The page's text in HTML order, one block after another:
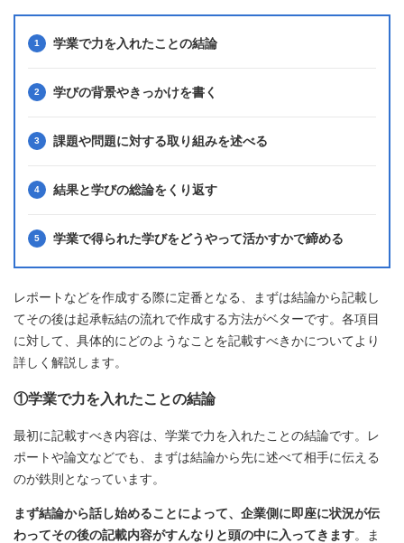
学業で力を入れたことの結論
学びの背景やきっかけを書く
課題や問題に対する取り組みを述べる
結果と学びの総論をくり返す
学業で得られた学びをどうやって活かすかで締める
レポートなどを作成する際に定番となる、まずは結論から記載し
てその後は起承転結の流れで作成する方法がベターです。各項目
に対して、具体的にどのようなことを記載すべきかについてより
詳しく解説します。
①学業で力を入れたことの結論
最初に記載すべき内容は、学業で力を入れたことの結論です。レ
ポートや論文などでも、まずは結論から先に述べて相手に伝える
のが鉄則となっています。
まず結論から話し始めることによって、企業側に即座に状況が伝
わってその後の記載内容がすんなりと頭の中に入ってきます。ま